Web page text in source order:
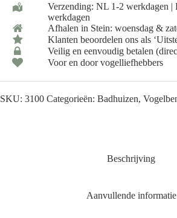
Verzending: NL 1-2 werkdagen |
werkdagen
Afhalen in Stein: woensdag &
Klanten beoordelen ons als
Veilig en eenvoudig betalen
Voor en door vogelliefhebbers
SKU: 3100 Categorieën: Badhuizen,
Beschrijving
Aanvullende informatie